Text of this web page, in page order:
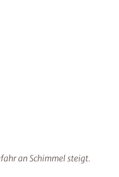
an Schimmel steigt.